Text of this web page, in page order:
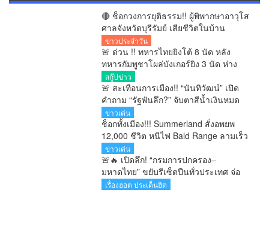
🔴 ช็อกวงการยุติธรรม!! ผู้พิพากษาอาวุโส
ศาลจังหวัดบุรีรัมย์ เสียชีวิตในบ้าน
ครอบครัวเผยเครียดงาน–เก็บตัวนาน 1
เดือน
ข่าวประจำวัน
🚨 ด่วน !! ทหารไทยยิงโต้ 8 นัด หลัง
ทหารกัมพูชาโผล่บังเกอร์ยิง 3 นัด ห่าง
ฐานไทยเพียง 150 เมตร
สกู๊ปข่าว
🚨 สะเทือนการเมือง!! “นันทิวัฒน์” เปิด
คำถาม “รัฐพันลึก?” จับตาสีน้ำเงินหมด
เครดิต เกมเปลี่ยนขั้ว–เปลี่ยนรัฐบาลกำลัง
มา
ข่าวเด่น
ช็อกทั้งเมือง!!! Summerland สั่งอพยพ
12,000 ชีวิต หนีไฟ Bald Range ลามเร็ว
เกินตั้งตัว
ข่าวเด่น
🚨🔥 เปิดลึก! “กรมการปกครอง–
มหาดไทย” ขยับรีเซ็ตปืนทั่วประเทศ จ่อ
นิรโทษกรรมปืนผิดกฎหมาย–เสนอเรียก
เรื่องฮอต ประเด็นฮิต